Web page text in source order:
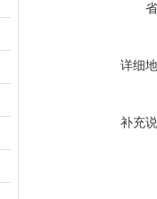
详细
补充